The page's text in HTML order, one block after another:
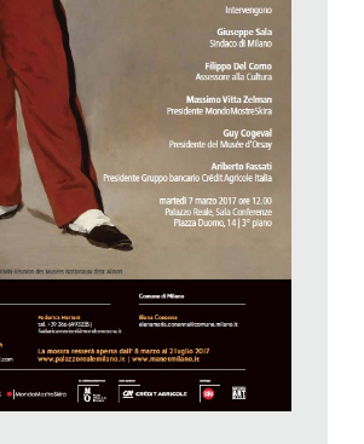
Torino ha perso quest’occasione…
vive quell’esaltante avventura che è
della città da parte del Barone
nominato prefetto della Senna
III. È un periodaccio fra colpi di stato,
deportazioni in Algeria. Nel 1852
proclamare Napoleone III. Napoleone il
Hugo. Haussmann è il viceimperatore.
ingrandirla, sanarla dal putridume
zone. Un personaggio energico,
e meschino per altri – che ridisegna
enormi rettilinei, i famosi boulevard, che
per costruire ai lati le loro ville
per impedire la costruzione delle